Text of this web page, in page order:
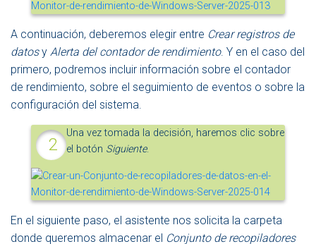
A continuación, deberemos elegir entre Crear registros de
datosy Alerta del contador de rendimiento. Y en el caso del
primero, podremos incluir información sobre el contador
de rendimiento, sobre el seguimiento de eventos o sobre la
configuración del sistema.
Una vez tomada la decisión, haremos clic sobre
el botón Siguiente.
En el siguiente paso, el asistente nos solicita la carpeta
donde queremos almacenar el Conjunto de recopiladores